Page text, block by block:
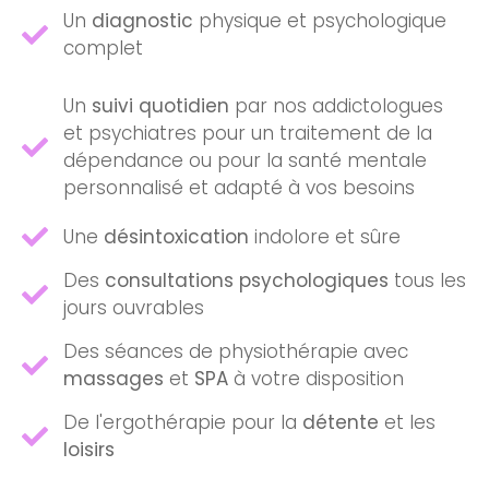
Un diagnostic physique et psychologique
complet
Un suivi quotidien par nos addictologues
et psychiatres pour un traitement de la
dépendance ou pour la santé mentale
personnalisé et adapté à vos besoins
Une désintoxication indolore et sûre
Des consultations psychologiques tous les
jours ouvrables
Des séances de physiothérapie avec
massages et SPA à votre disposition
De l'ergothérapie pour la détente et les
loisirs